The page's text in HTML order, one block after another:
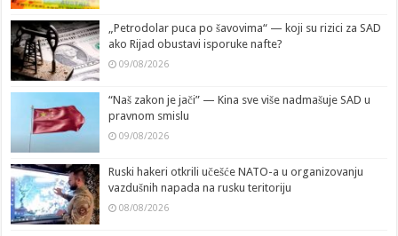
„Petrodolar puca po šavovima“ — koji su rizici za SAD
ako Rijad obustavi isporuke nafte?
09/08/2026
“Naš zakon je jači” — Kina sve više nadmašuje SAD u
pravnom smislu
09/08/2026
Ruski hakeri otkrili učešće NATO-a u organizovanju
vazdušnih napada na rusku teritoriju
08/08/2026